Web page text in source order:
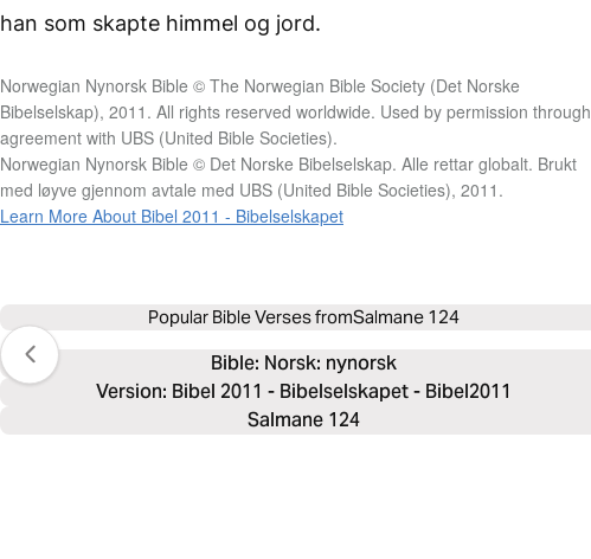
han som skapte himmel og jord.
Norwegian Nynorsk Bible © The Norwegian Bible Society (Det Norske
Bibelselskap), 2011. All rights reserved worldwide. Used by permission through
agreement with UBS (United Bible Societies).
Norwegian Nynorsk Bible © Det Norske Bibelselskap. Alle rettar globalt. Brukt
med løyve gjennom avtale med UBS (United Bible Societies), 2011.
Learn More About Bibel 2011 - Bibelselskapet
Popular Bible Verses fromSalmane 124
Bible: Norsk: nynorsk
Version: Bibel 2011 - Bibelselskapet - Bibel2011
Salmane 124